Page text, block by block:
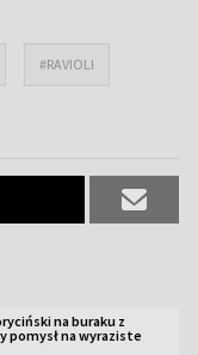
#RAVIOLI
na buraku z
pomysł na wyraziste